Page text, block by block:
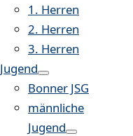
1. Herren
2. Herren
3. Herren
Jugend
Bonner JSG
männliche
Jugend